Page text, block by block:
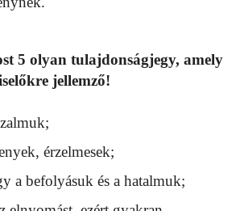
5 olyan tulajdonságjegy, amely
jellemző!
érzelmesek;
a befolyásuk és a hatalmuk;